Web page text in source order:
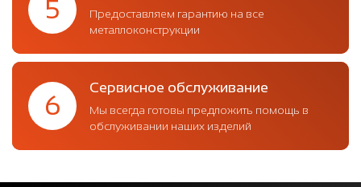
5
Предоставляем гарантию на все
металлоконструкции
6
Сервисное обслуживание
Мы всегда готовы предложить помощь в
обслуживании наших изделий